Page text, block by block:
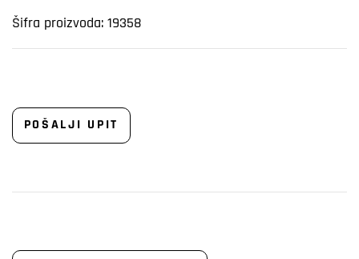
Šifra proizvoda: 19358
POŠALJI UPIT